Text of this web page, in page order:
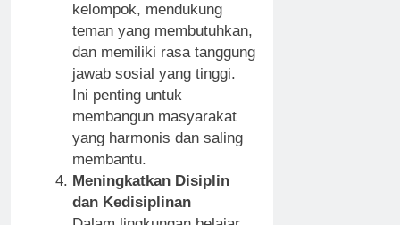
kelompok, mendukung
teman yang membutuhkan,
dan memiliki rasa tanggung
jawab sosial yang tinggi.
Ini penting untuk
membangun masyarakat
yang harmonis dan saling
membantu.
Meningkatkan Disiplin
dan Kedisiplinan